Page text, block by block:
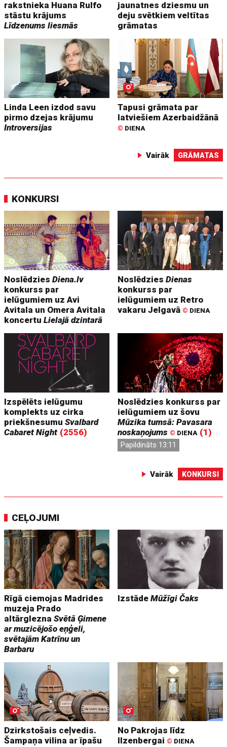
rakstnieka Huana Rulfo
stāstu krājums
Līdzenums liesmās
jaunatnes dziesmu un
deju svētkiem veltītas
grāmatas
Linda Leen izdod savu
pirmo dzejas krājumu
Introversijas
Tapusi grāmata par
latviešiem Azerbaidžānā
© DIENA
Vairāk GRĀMATAS
KONKURSI
NoslēdziesDiena.lv
konkurss par
ielūgumiem uz Avi
Avitala un Omera Avitala
koncertuLielajā dzintarā
NoslēdziesDienas
konkurss par
ielūgumiem uz Retro
vakaru Jelgavā © DIENA
Izspēlēts ielūgumu
komplekts uz cirka
priekšnesumuSvalbard
Cabaret Night (2556)
Noslēdzies konkurss par
ielūgumiem uz šovu
Mūzika tumsā: Pavasara
noskaņojums © DIENA (1)
Papildināts 13:11
Vairāk KONKURSI
CEĻOJUMI
Rīgā ciemojas Madrides
muzeja Prado
altārgleznaSvētā Ģimene
ar muzicējošo eņģeli,
svētajām Katrīnu un
Barbaru
IzstādeMūžīgi Čaks
Dzirkstošais ceļvedis.
Šampaņa vilina ar īpašu
No Pakrojas līdz
Ilzenbergai © DIENA